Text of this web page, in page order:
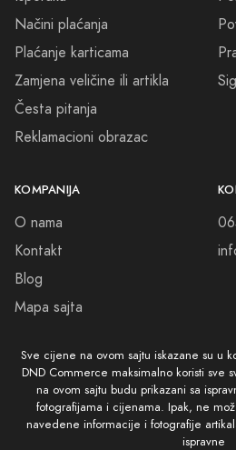
Načini plaćanja
Plaćanje karticama
Zamjena veličine ili artikla
Česta pitanja
Reklamacioni obrazac
KOMPANIJA
O nama
Kontakt
Blog
Mapa sajta
Sve cijene na ovom sajtu iskazane su u
DND Commerce maksimalno koristi sve
na ovom sajtu budu prikazani sa
fotografijama i cijenama. Ipak, ne
navedene informacije i fotografije
ispravne